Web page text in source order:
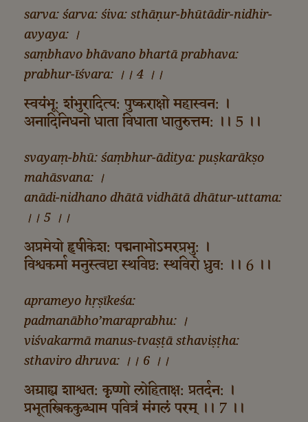
sarva: śarva: śiva: sthāṇur-bhūtādir-nidhir-
avyaya: ।
saṃbhavo bhāvano bhartā prabhava:
prabhur-īśvara: ।। 4 ।।
स्वयंभू: शंभुरादित्य: पुष्कराक्षो महास्वन: ।
अनादिनिधनो धाता विधाता धातुरुत्तम: ।। 5 ।।
svayaṃ-bhū: śaṃbhur-āditya: puṣkarākṣo
mahāsvana: ।
anādi-nidhano dhātā vidhātā dhātur-uttama:
।। 5 ।।
अप्रमेयो हृषीकेश: पद्मनाभोऽमरप्रभु: ।
विश्वकर्मा मनुस्त्वष्टा स्थविष्ठ: स्थविरो ध्रुव: ।। 6 ।।
aprameyo hṛṣīkeśa:
padmanābho’maraprabhu: ।
viśvakarmā manus-tvaṣṭā sthaviṣṭha:
sthaviro dhruva: ।। 6 ।।
अग्राह्य शाश्वत: कृष्णो लोहिताक्ष: प्रतर्दन: ।
प्रभूतस्त्रिककुब्धाम पवित्रं मंगलं परम्‌ ।। 7 ।।